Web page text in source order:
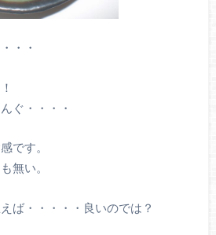
・・
ぐ・・・・
です。
無い。
ば・・・・・良いのでは？